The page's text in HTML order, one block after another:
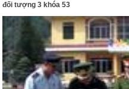
đối tượng 3 khóa 53